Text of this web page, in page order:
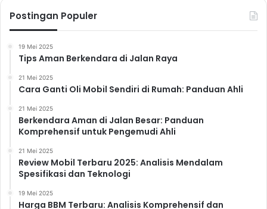
Postingan Populer
19 Mei 2025
Tips Aman Berkendara di Jalan Raya
21 Mei 2025
Cara Ganti Oli Mobil Sendiri di Rumah: Panduan Ahli
21 Mei 2025
Berkendara Aman di Jalan Besar: Panduan
Komprehensif untuk Pengemudi Ahli
21 Mei 2025
Review Mobil Terbaru 2025: Analisis Mendalam
Spesifikasi dan Teknologi
19 Mei 2025
Harga BBM Terbaru: Analisis Komprehensif dan